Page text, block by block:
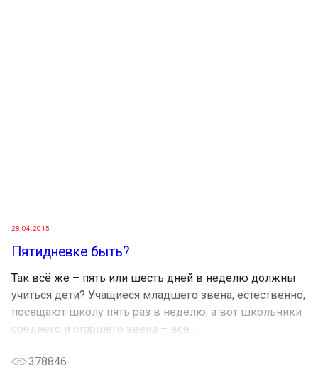
28.04.2015
Пятидневке быть?
Так всё же – пять или шесть дней в неделю должны
учиться дети? Учащиеся младшего звена, естественно,
посещают школу пять раз в неделю, а вот школьники
среднего и старшего звена – все...
378846